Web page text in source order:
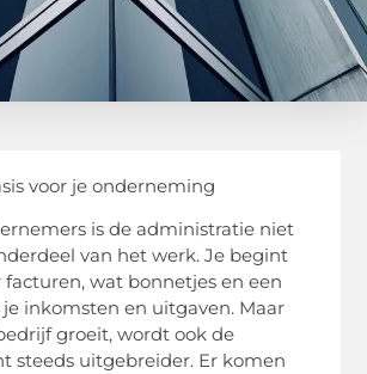
voor je onderneming
is de administratie niet
van het werk. Je begint
wat bonnetjes en een
inkomsten en uitgaven. Maar
groeit, wordt ook de
steeds uitgebreider. Er komen